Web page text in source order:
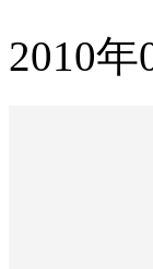
2010年